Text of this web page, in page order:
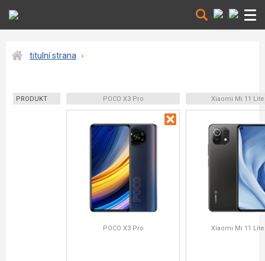
titulní strana
PRODUKT POCO X3 Pro Xiaomi Mi 11 Lite
POCO X3 Pro Xiaomi Mi 11 Lite